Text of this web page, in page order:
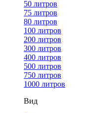
50 литров
75 литров
80 литров
100 литров
200 литров
300 литров
400 литров
500 литров
750 литров
1000 литров
Вид